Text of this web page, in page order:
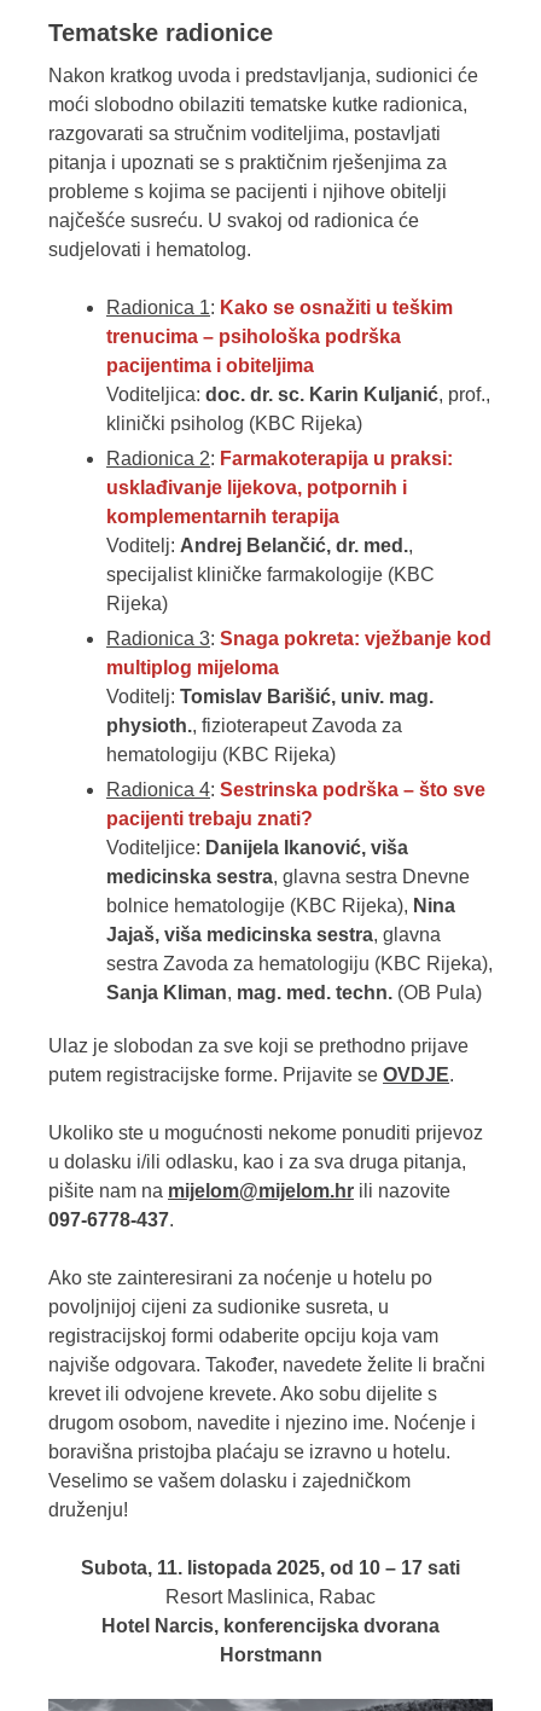
Tematske radionice
Nakon kratkog uvoda i predstavljanja, sudionici će
moći slobodno obilaziti tematske kutke radionica,
razgovarati sa stručnim voditeljima, postavljati
pitanja i upoznati se s praktičnim rješenjima za
probleme s kojima se pacijenti i njihove obitelji
najčešće susreću. U svakoj od radionica će
sudjelovati i hematolog.
Radionica 1: Kako se osnažiti u teškim
trenucima – psihološka podrška
pacijentima i obiteljima
Voditeljica: doc. dr. sc. Karin Kuljanić, prof.,
klinički psiholog (KBC Rijeka)
Radionica 2: Farmakoterapija u praksi:
usklađivanje lijekova, potpornih i
komplementarnih terapija
Voditelj: Andrej Belančić, dr. med.,
specijalist kliničke farmakologije (KBC
Rijeka)
Radionica 3: Snaga pokreta: vježbanje kod
multiplog mijeloma
Voditelj: Tomislav Barišić, univ. mag.
physioth., fizioterapeut Zavoda za
hematologiju (KBC Rijeka)
Radionica 4: Sestrinska podrška – što sve
pacijenti trebaju znati?
Voditeljice: Danijela Ikanović, viša
medicinska sestra, glavna sestra Dnevne
bolnice hematologije (KBC Rijeka), Nina
Jajaš, viša medicinska sestra, glavna
sestra Zavoda za hematologiju (KBC Rijeka),
Sanja Kliman, mag. med. techn. (OB Pula)
Ulaz je slobodan za sve koji se prethodno prijave
putem registracijske forme. Prijavite se OVDJE.
Ukoliko ste u mogućnosti nekome ponuditi prijevoz
u dolasku i/ili odlasku, kao i za sva druga pitanja,
pišite nam na mijelom@mijelom.hr ili nazovite
097-6778-437.
Ako ste zainteresirani za noćenje u hotelu po
povoljnijoj cijeni za sudionike susreta, u
registracijskoj formi odaberite opciju koja vam
najviše odgovara. Također, navedete želite li bračni
krevet ili odvojene krevete. Ako sobu dijelite s
drugom osobom, navedite i njezino ime. Noćenje i
boravišna pristojba plaćaju se izravno u hotelu.
Veselimo se vašem dolasku i zajedničkom
druženju!
Subota, 11. listopada 2025, od 10 – 17 sati
Resort Maslinica, Rabac
Hotel Narcis, konferencijska dvorana
Horstmann